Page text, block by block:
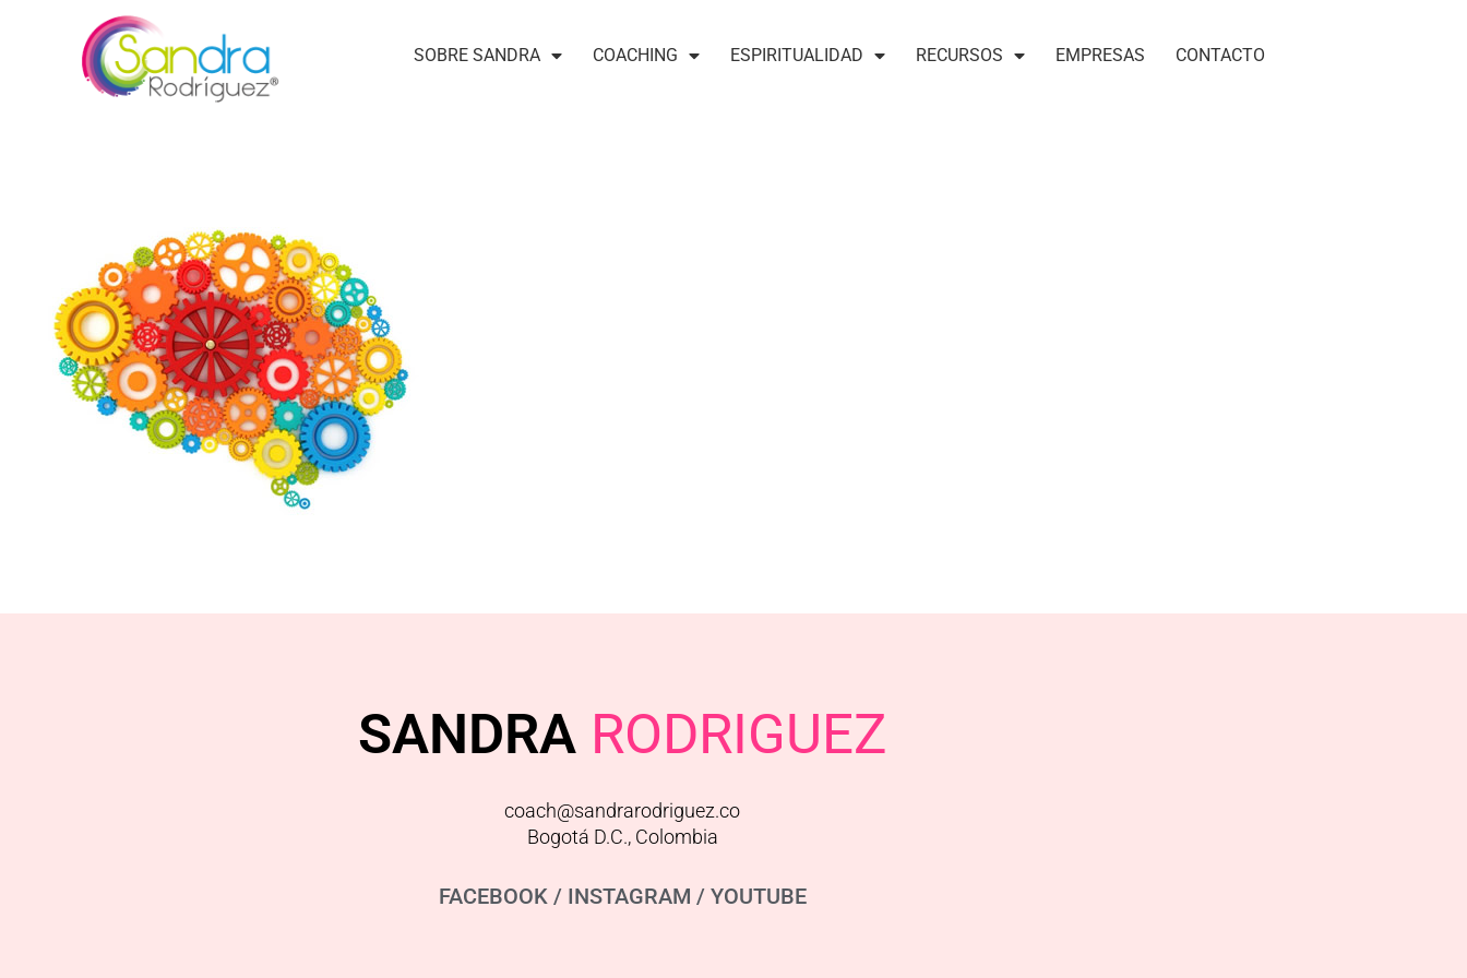
SOBRE SANDRA COACHING ESPIRITUALIDAD RECURSOS EMPRESAS CONTACTO
SANDRA RODRIGUEZ
coach@sandrarodriguez.co
Bogotá D.C., Colombia
FACEBOOK/ INSTAGRAM / YOUTUBE